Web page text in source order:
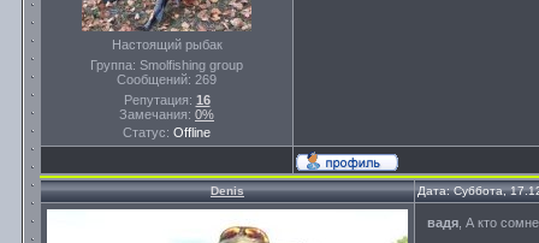
Настоящий рыбак
Группа: Smolfishing group
Сообщений: 269
Репутация: 16
Замечания: 0%
Статус: Offline
Denis Дата: Суббота,
вадя , А кто